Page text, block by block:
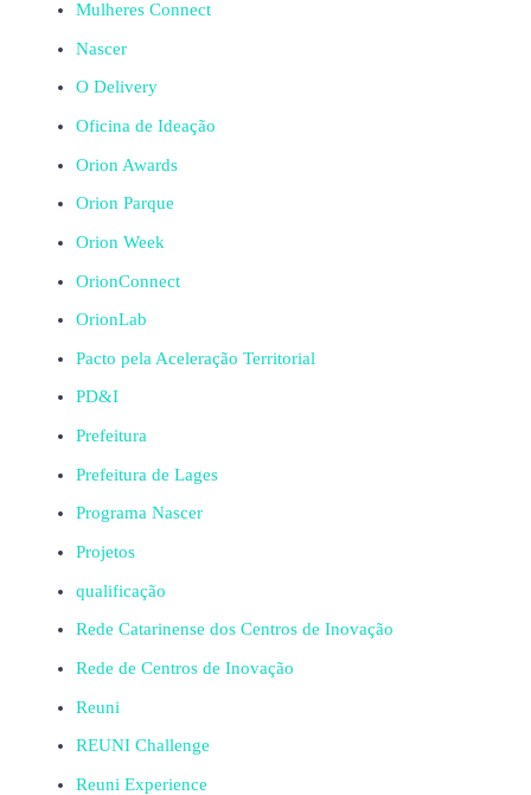
Mulheres Connect
Nascer
O Delivery
Oficina de Ideação
Orion Awards
Orion Parque
Orion Week
OrionConnect
OrionLab
Pacto pela Aceleração Territorial
PD&I
Prefeitura
Prefeitura de Lages
Programa Nascer
Projetos
qualificação
Rede Catarinense dos Centros de Inovação
Rede de Centros de Inovação
Reuni
REUNI Challenge
Reuni Experience